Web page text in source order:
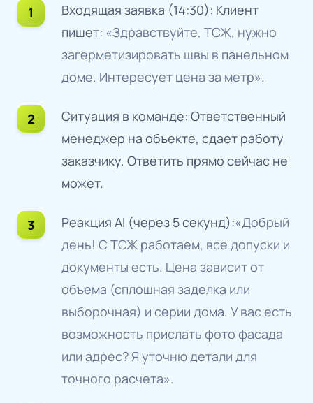
Входящая заявка (14:30): Клиент
пишет: «Здравствуйте, ТСЖ, нужно
загерметизировать швы в панельном
доме. Интересует цена за метр».
Ситуация в команде: Ответственный
менеджер на объекте, сдает работу
заказчику. Ответить прямо сейчас не
может.
Реакция AI (через 5 секунд):«Добрый
день! С ТСЖ работаем, все допуски и
документы есть. Цена зависит от
объема (сплошная заделка или
выборочная) и серии дома. У вас есть
возможность прислать фото фасада
или адрес? Я уточню детали для
точного расчета».